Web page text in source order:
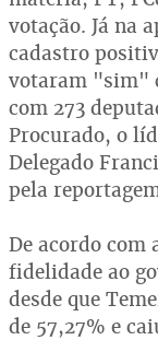
votação. Já na
cadastro
votaram "sim"
com 273
Procurado, o
Delegado
pela
De acordo com
fidelidade ao
desde que
de 57,27% e